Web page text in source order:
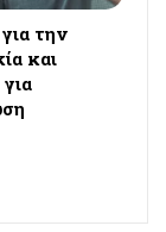
την
και